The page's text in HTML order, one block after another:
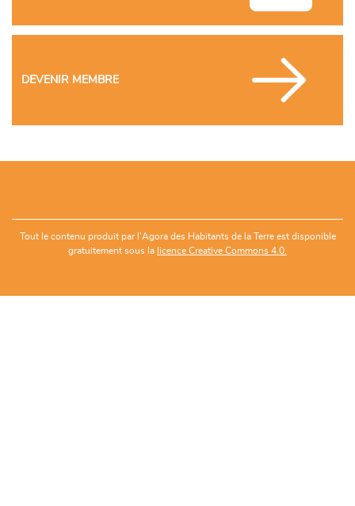
DEVENIR MEMBRE
Tout le contenu produit par l'Agora des Habitants de la Terre est disponible
gratuitement sous la licence Creative Commons 4.0.